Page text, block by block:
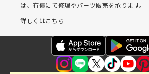
は、有償にて修理やパーツ販売を承ります。
詳しくはこちら